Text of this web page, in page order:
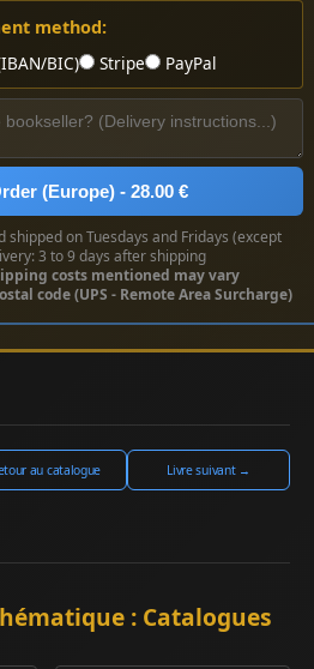
method:
BIC)
Stripe PayPal
(Europe) - 28.00 €
shipped on Tuesdays and Fridays (except
3 to 9 days after shipping
costs mentioned may vary
code (UPS - Remote Area Surcharge)
au catalogue Livre suivant →
: Catalogues